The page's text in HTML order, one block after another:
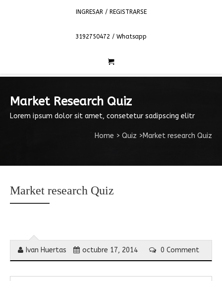
INGRESAR / REGISTRARSE
3192750472 / Whatsapp
Market Research Quiz
Lorem ipsum dolor sit amet, consetetur sadipscing elitr
Home > Quiz >Market research Quiz
Market research Quiz
Ivan Huertas octubre 17, 2014 0 Comment